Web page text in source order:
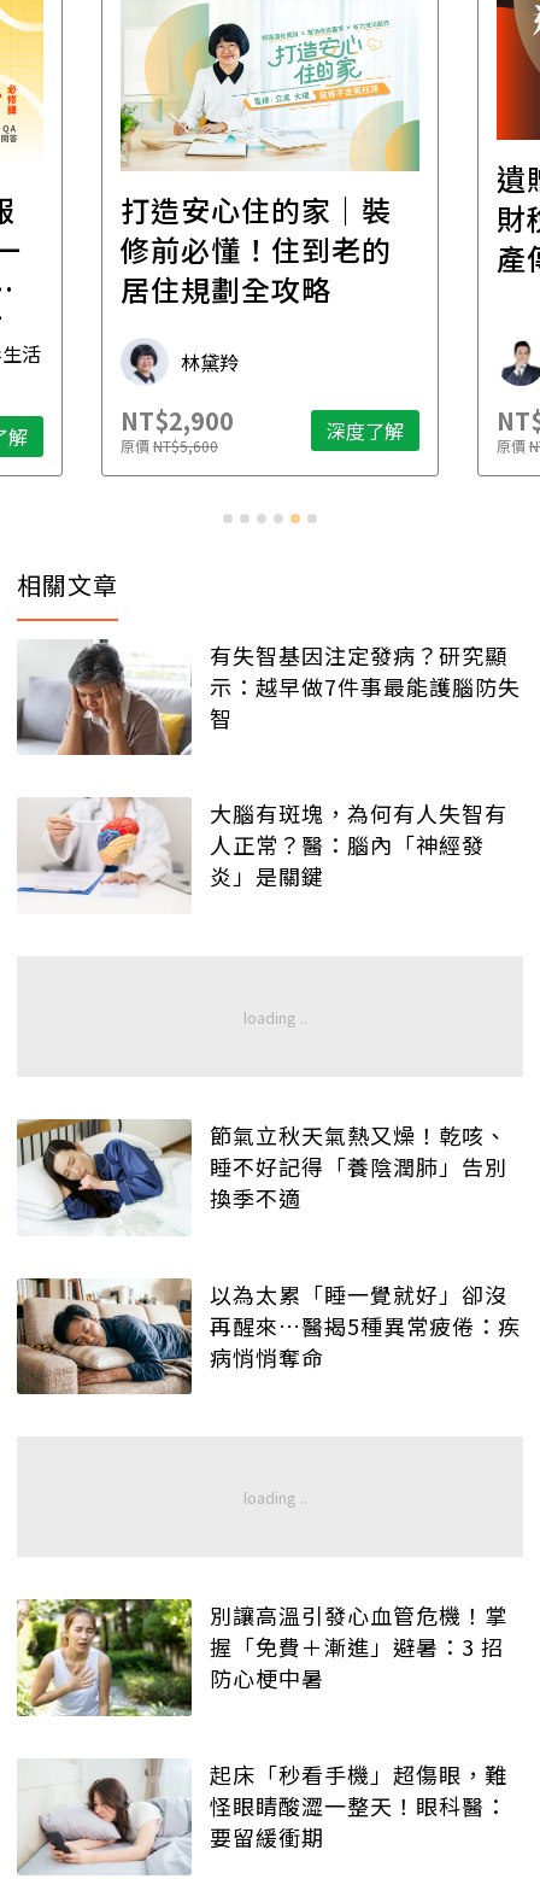
活
解
打造安心住的家｜裝
修前必懂！住到老的
居住規劃全攻略
林黛羚
NT$2,900
原價NT$5,600 深度了解
遺
財
產
原價
相關文章
有失智基因注定發病？研究顯
示：越早做7件事最能護腦防失
智
大腦有斑塊，為何有人失智有
人正常？醫：腦內「神經發
炎」是關鍵
節氣立秋天氣熱又燥！乾咳、
睡不好記得「養陰潤肺」告別
換季不適
以為太累「睡一覺就好」卻沒
再醒來…醫揭5種異常疲倦：疾
病悄悄奪命
別讓高溫引發心血管危機！掌
握「免費＋漸進」避暑：3 招
防心梗中暑
起床「秒看手機」超傷眼，難
怪眼睛酸澀一整天！眼科醫：
要留緩衝期